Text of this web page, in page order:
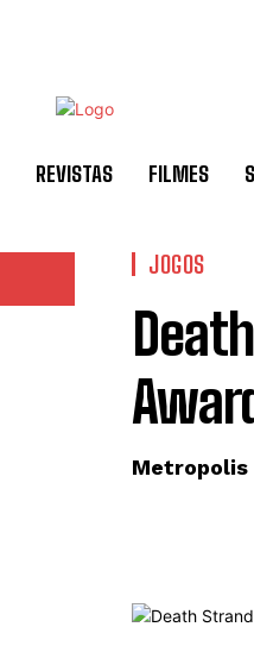
REVISTAS FILMES
JOGOS
Metropolis